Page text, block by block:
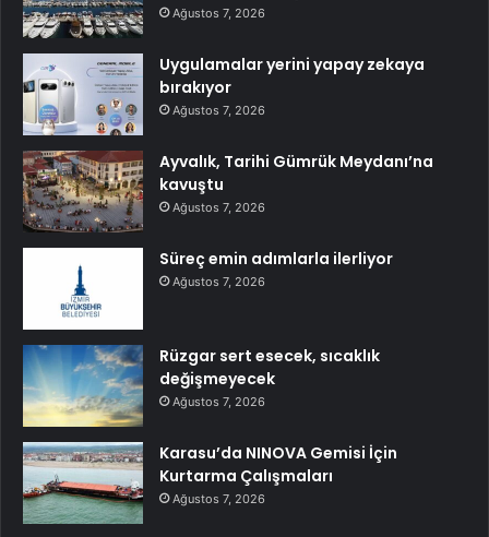
Ağustos 7, 2026
Uygulamalar yerini yapay zekaya
bırakıyor
Ağustos 7, 2026
Ayvalık, Tarihi Gümrük Meydanı’na
kavuştu
Ağustos 7, 2026
Süreç emin adımlarla ilerliyor
Ağustos 7, 2026
Rüzgar sert esecek, sıcaklık
değişmeyecek
Ağustos 7, 2026
Karasu’da NINOVA Gemisi İçin
Kurtarma Çalışmaları
Ağustos 7, 2026